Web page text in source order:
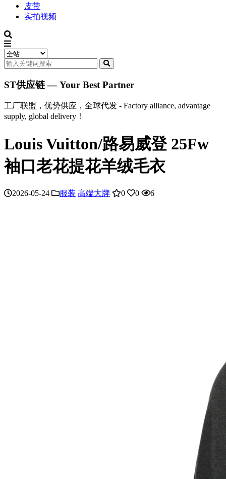
皮带
实拍视频
ST供应链 — Your Best Partner
工厂联盟，优势供应，全球代发 - Factory alliance, advantage
supply, global delivery！
Louis Vuitton/路易威登 25Fw
袖口老花提花羊绒毛衣
2026-05-24 服装 高端大牌 0 0 6